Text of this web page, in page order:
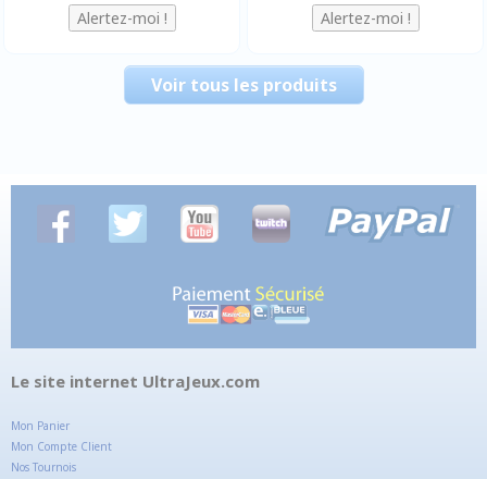
Voir tous les produits
Le site internet UltraJeux.com
Mon Panier
Mon Compte Client
Nos Tournois